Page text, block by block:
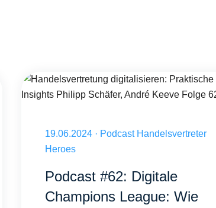
Folge 64 Marc Müller André Keeve
Veröffentlicht am 19.06.2024
19.06.2024 · Podcast Handelsvertreter
Heroes
Podcast #62: Digitale
Champions League: Wie